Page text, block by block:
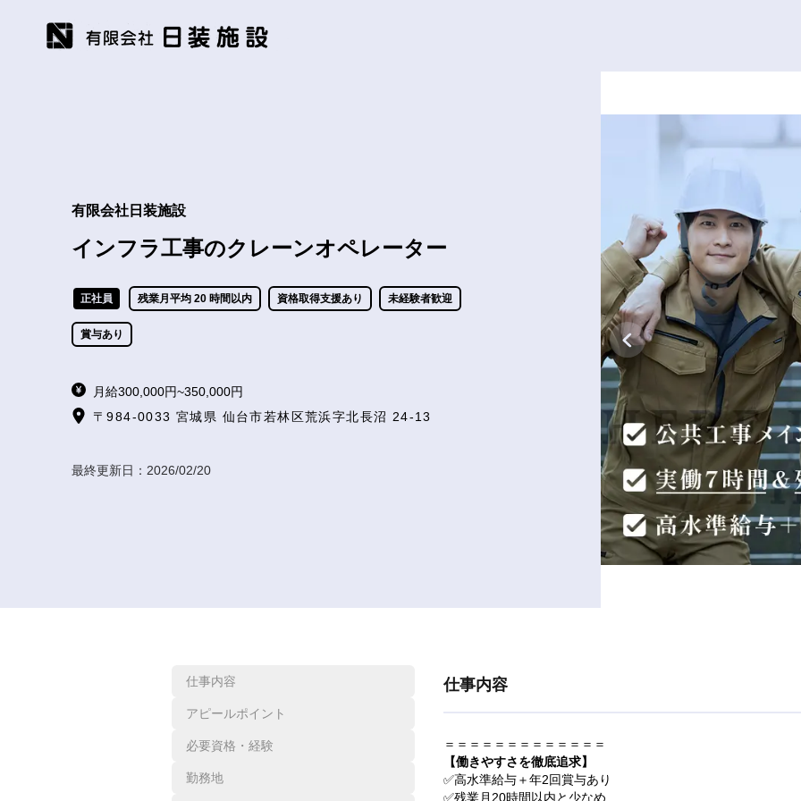
有限会社日装施設
インフラ工事のクレーンオペレーター
正社員 残業月平均 20 時間以内 資格取得支援あり 未経験者歓迎
賞与あり
月給300,000円~350,000円
〒984-0033 宮城県 仙台市若林区荒浜字北長沼 24-13
最終更新日： 2026/02/20
仕事内容
アピールポイント
必要資格・経験
勤務地
仕事内容
＝＝＝＝＝＝＝＝＝＝＝＝＝
【働きやすさを徹底追求】
✅高水準給与＋年2回賞与あり
✅残業月20時間以内と少なめ